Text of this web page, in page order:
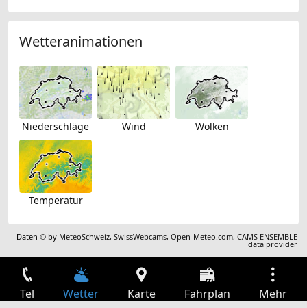
Wetteranimationen
Niederschläge Wind Wolken
Temperatur
Daten © by MeteoSchweiz,SwissWebcams,Open-Meteo.com,CAMS ENSEMBLE
data provider
Tel Wetter Karte Fahrplan Mehr